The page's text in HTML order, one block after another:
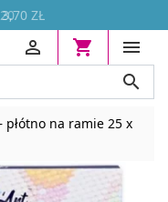
ZŁ




płótno na ramie 25 x